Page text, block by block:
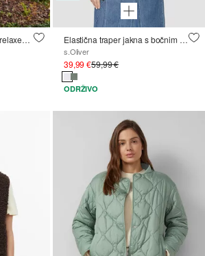
Košulja jakna od kepera relaxed fit kroja Elastična traper jakna s bočnim ušivenim džepovima
s.Oliver
39,99 €59,99 €
ODRŽIVO